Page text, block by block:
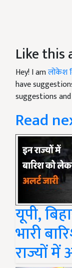
Like this
Hey! I amलोकेश
have
suggestions
Read
यूपी,
भारी
राज्यों में